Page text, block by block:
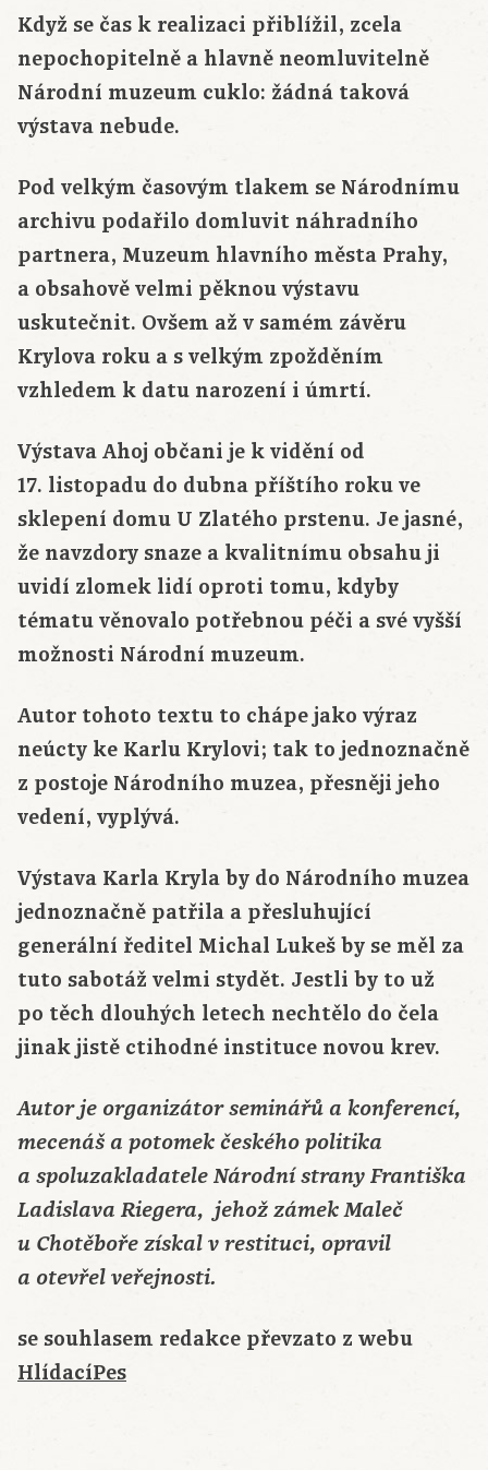
Když se čas k realizaci přiblížil, zcela
nepochopitelně a hlavně neomluvitelně
Národní muzeum cuklo: žádná taková
výstava nebude.
Pod velkým časovým tlakem se Národnímu
archivu podařilo domluvit náhradního
partnera, Muzeum hlavního města Prahy,
a obsahově velmi pěknou výstavu
uskutečnit. Ovšem až v samém závěru
Krylova roku a s velkým zpožděním
vzhledem k datu narození i úmrtí.
Výstava Ahoj občani je k vidění od
17. listopadu do dubna příštího roku ve
sklepení domu U Zlatého prstenu. Je jasné,
že navzdory snaze a kvalitnímu obsahu ji
uvidí zlomek lidí oproti tomu, kdyby
tématu věnovalo potřebnou péči a své vyšší
možnosti Národní muzeum.
Autor tohoto textu to chápe jako výraz
neúcty ke Karlu Krylovi; tak to jednoznačně
z postoje Národního muzea, přesněji jeho
vedení, vyplývá.
Výstava Karla Kryla by do Národního muzea
jednoznačně patřila a přesluhující
generální ředitel Michal Lukeš by se měl za
tuto sabotáž velmi stydět. Jestli by to už
po těch dlouhých letech nechtělo do čela
jinak jistě ctihodné instituce novou krev.
Autor je organizátor seminářů a konferencí,
mecenáš a potomek českého politika
a spoluzakladatele Národní strany Františka
Ladislava Riegera, jehož zámek Maleč
u Chotěboře získal v restituci, opravil
a otevřel veřejnosti.
se souhlasem redakce převzato z webu
HlídacíPes